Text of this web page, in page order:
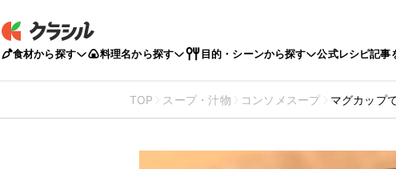
食材から探す 料理名から探す 目的・シーンから探す 公式レシピ記事
TOP スープ・汁物 コンソメスープ マグカップ